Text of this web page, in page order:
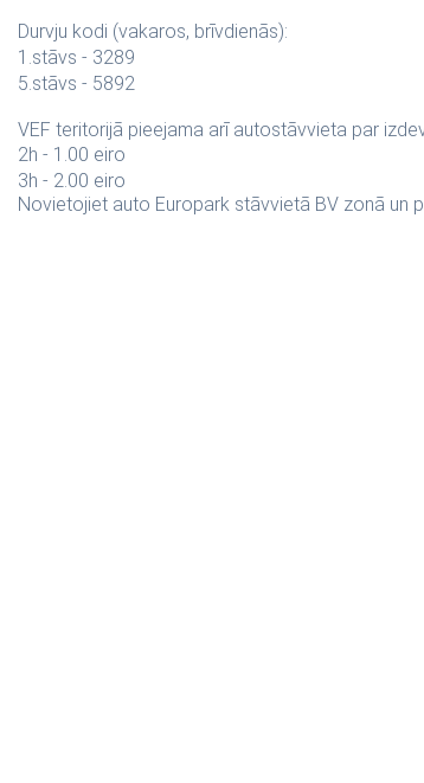
Durvju kodi (vakaros, brīvdienās):
1.stāvs - 3289
5.stāvs - 5892
VEF teritorijā pieejama arī autostāvvieta par
2h - 1.00 eiro
3h - 2.00 eiro
Novietojiet auto Europark stāvvietā BV zonā un